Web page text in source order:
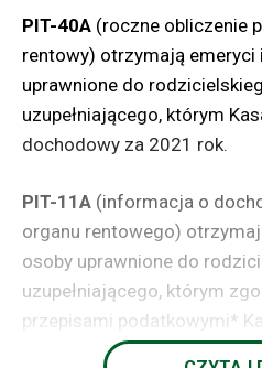
oraz produkcji rolniczej,
i urządzeń, wyposażenie w
warunki obsługi i bytowania
dbałość o estetykę, sposób
i zabezpieczenia z
Źródło: KRUS
PIT-40A (roczne obliczenie
rentowy) otrzymają emeryci
uprawnione do
uzupełniającego, którym
dochodowy za 2021 rok.
PIT-11A (informacja o
organu rentowego)
osoby uprawnione do
uzupełniającego, którym
przepisami podatkowymi*
rozliczenia podatku i